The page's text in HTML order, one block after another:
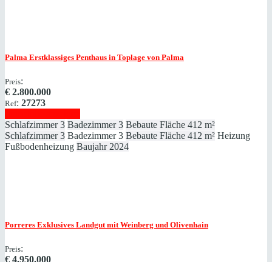
Palma Erstklassiges Penthaus in Toplage von Palma
Preis:
€ 2.800.000
Ref: 27273
Schlafzimmer 3 Badezimmer 3 Bebaute Fläche 412 m²
Schlafzimmer 3 Badezimmer 3 Bebaute Fläche 412 m² Heizung
Fußbodenheizung Baujahr 2024
Porreres Exklusives Landgut mit Weinberg und Olivenhain
Preis:
€ 4.950.000